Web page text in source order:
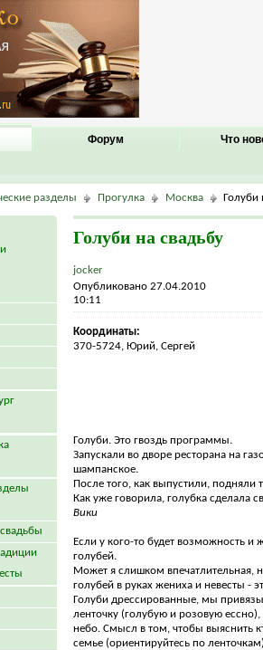
Форум Что
разделы Прогулка Москва Голуби
Голуби на свадьбу
jocker
Опубликовано 27.04.2010
10:11
Координаты:
370-5724, Юрий, Сергей
Голуби. Это гвоздь программы.
Запускали во дворе ресторана на
шампанское.
После того, как выпустили, подняли
Как уже говорила, голубка сделала
Вики
Если у кого-то будет возможность и
голубей.
Может я слишком впечатлительная,
голубей в руках жениха и невесты -
Голуби дрессированные, мы
ленточку (голубую и розовую
небо. Смысл в том, чтобы выяснить
семье (ориентируйтесь по